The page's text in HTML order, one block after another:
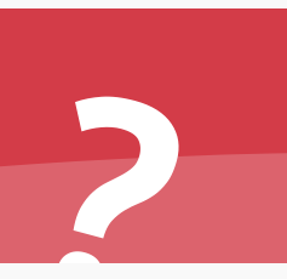
Программные сбои
Коммуникации и интерфейсы
?